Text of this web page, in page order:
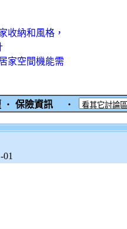
收納和風格，
家空間機能需
‧ 保險資訊 ‧
01